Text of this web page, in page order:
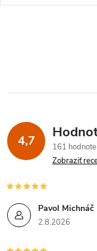
4,7
161
Zobraziť
Pavol Michnáč
2.8.2026